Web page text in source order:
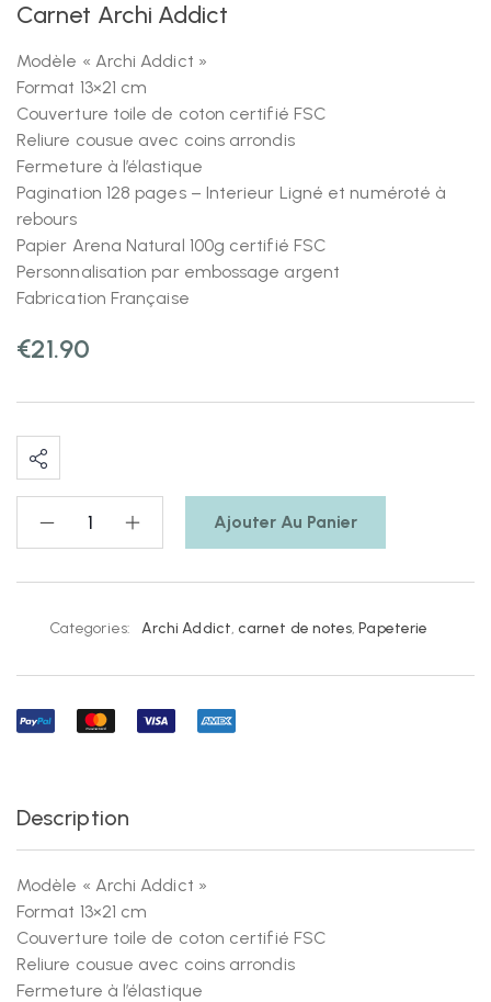
Carnet Archi Addict
Modèle « Archi Addict »
Format 13×21 cm
Couverture toile de coton certifié FSC
Reliure cousue avec coins arrondis
Fermeture à l’élastique
Pagination 128 pages – Interieur Ligné et numéroté à
rebours
Papier Arena Natural 100g certifié FSC
Personnalisation par embossage argent
Fabrication Française
€21.90
Ajouter Au Panier
Categories: Archi Addict,carnet de notes,Papeterie
Description
Modèle « Archi Addict »
Format 13×21 cm
Couverture toile de coton certifié FSC
Reliure cousue avec coins arrondis
Fermeture à l’élastique